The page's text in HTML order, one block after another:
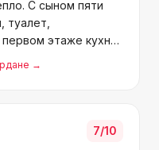
С сыном пяти
этаже кухня
зелёный дворик.
Спасибо
→
7/10